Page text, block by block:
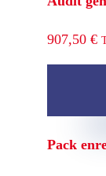
907,50 €
Pack